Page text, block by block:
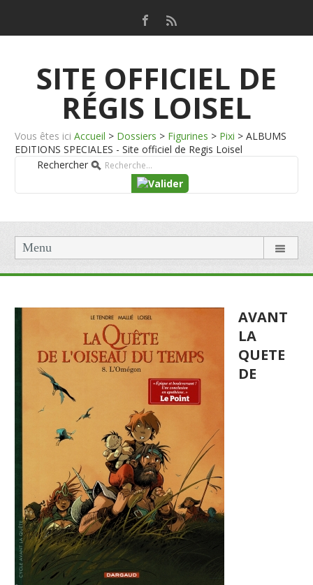
SITE OFFICIEL DE
RÉGIS LOISEL
Vous êtes ici Accueil > Dossiers > Figurines > Pixi > ALBUMS
EDITIONS SPECIALES - Site officiel de Regis Loisel
Rechercher
Menu
AVANT
LA
QUETE
DE